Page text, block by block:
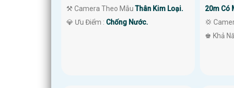
⚒ Camera Theo MẫuThân Kim Loại.
️💎 Ưu Điểm : Chống Nước.
20m Có
💢
️♚ Khả